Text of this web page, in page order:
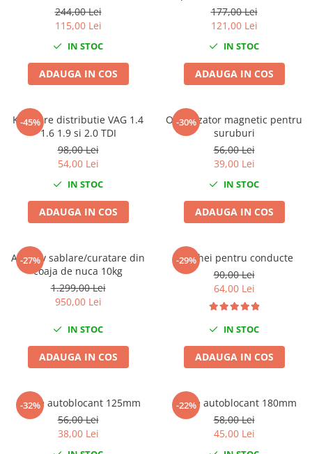
Compresoare
Filtre Pneumatice
Furtune Aer Comprimat
Masini de gaurit si taiat
Pistoale de vopsit
Polizoare biax
Scule pentru nituit si capsat
Slefuitoare Pneumatice
Injectoare
Rulmenti,Bucsi si Extractoare
Sistem directie
Sistem franare
Sistem Vibro-Power
Sisteme de ridicare si sustinere
Capre Auto
Cricuri Hidraulice
Truse de biti
Truse de surubelnite
Vulcanizare
piese
244,00 Lei
115,00 Lei
IN STOC
ADAUGA IN COS
conditionat sau clima 265
piese
177,00 Lei
121,00 Lei
IN STOC
ADAUGA IN COS
-45%
Kit fixare distributie VAG 1.4
1.6 1.9 si 2.0 TDI
98,00 Lei
54,00 Lei
IN STOC
ADAUGA IN COS
-30%
Organizator magnetic pentru
suruburi
56,00 Lei
39,00 Lei
IN STOC
ADAUGA IN COS
-27%
Abraziv sablare/curatare din
coaja de nuca 10kg
1.299,00 Lei
950,00 Lei
IN STOC
ADAUGA IN COS
-29%
Set chei pentru conducte
90,00 Lei
64,00 Lei
IN STOC
ADAUGA IN COS
-32%
Cleste autoblocant 125mm
56,00 Lei
38,00 Lei
-22%
Cleste autoblocant 180mm
58,00 Lei
45,00 Lei